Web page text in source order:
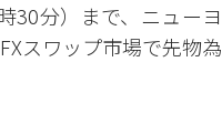
30分）まで、ニューヨ
スワップ市場で先物為